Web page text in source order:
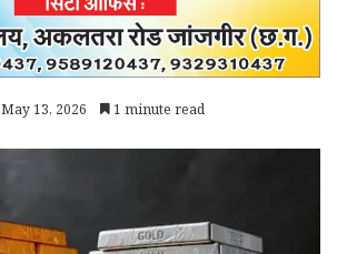
May 13, 2026 1 minute read